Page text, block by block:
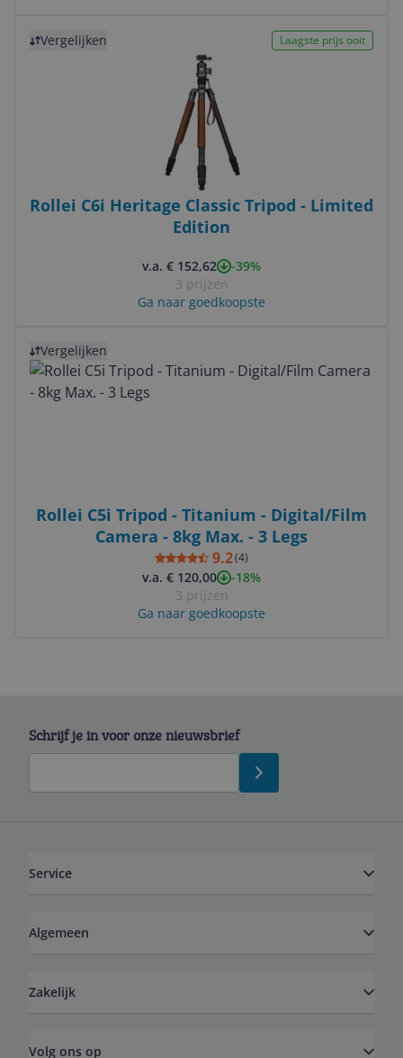
Vergelijken Laagste prijs ooit
Rollei C6i Heritage Classic Tripod - Limited
Edition
v.a. € 152,62
-39%
3 prijzen
Ga naar goedkoopste
Vergelijken
Rollei C5i Tripod - Titanium - Digital/Film
Camera - 8kg Max. - 3 Legs
9.2(4)
v.a. € 120,00
-18%
3 prijzen
Ga naar goedkoopste
Schrijf je in voor onze nieuwsbrief
Service
Algemeen
Zakelijk
Volg ons op